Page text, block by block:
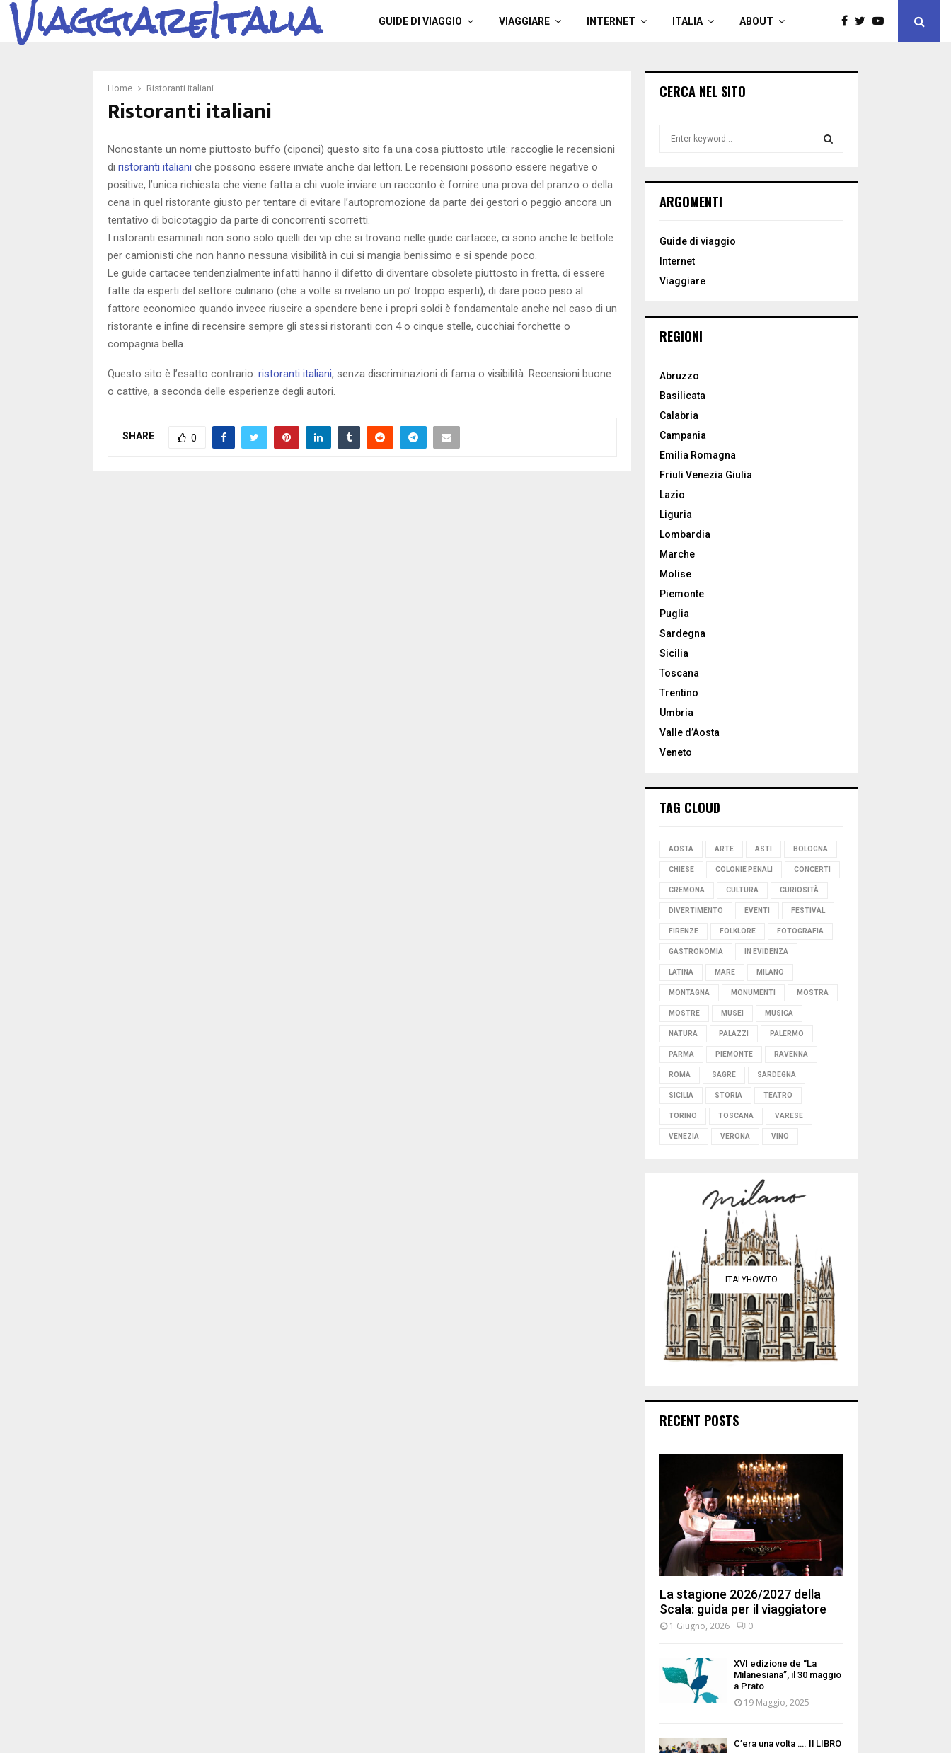
ViaggiareItalia GUIDE DI VIAGGIO VIAGGIARE INTERNET ITALIA ABOUT
Home Ristoranti italiani
Ristoranti italiani
Nonostante un nome piuttosto buffo (ciponci) questo sito fa una cosa piuttosto utile: raccoglie le recensioni
di ristoranti italiani che possono essere inviate anche dai lettori. Le recensioni possono essere negative o
positive, l’unica richiesta che viene fatta a chi vuole inviare un racconto è fornire una prova del pranzo o della
cena in quel ristorante giusto per tentare di evitare l’autopromozione da parte dei gestori o peggio ancora un
tentativo di boicotaggio da parte di concorrenti scorretti.
I ristoranti esaminati non sono solo quelli dei vip che si trovano nelle guide cartacee, ci sono anche le bettole
per camionisti che non hanno nessuna visibilità in cui si mangia benissimo e si spende poco.
Le guide cartacee tendenzialmente infatti hanno il difetto di diventare obsolete piuttosto in fretta, di essere
fatte da esperti del settore culinario (che a volte si rivelano un po’ troppo esperti), di dare poco peso al
fattore economico quando invece riuscire a spendere bene i propri soldi è fondamentale anche nel caso di un
ristorante e infine di recensire sempre gli stessi ristoranti con 4 o cinque stelle, cucchiai forchette o
compagnia bella.
Questo sito è l’esatto contrario: ristoranti italiani, senza discriminazioni di fama o visibilità. Recensioni buone
o cattive, a seconda delle esperienze degli autori.
SHARE 0
CERCA NEL SITO
h
o
:
ARGOMENTI
Guide di viaggio
Internet
Viaggiare
REGIONI
Abruzzo
Basilicata
Calabria
Campania
Emilia Romagna
Friuli Venezia Giulia
Lazio
Liguria
Lombardia
Marche
Molise
Piemonte
Puglia
Sardegna
Sicilia
Toscana
Trentino
Umbria
Valle d’Aosta
Veneto
TAG CLOUD
AOSTA ARTE ASTI BOLOGNA
CHIESE COLONIE PENALI CONCERTI
CREMONA CULTURA CURIOSITÀ
DIVERTIMENTO EVENTI FESTIVAL
FIRENZE FOLKLORE FOTOGRAFIA
GASTRONOMIA IN EVIDENZA
LATINA MARE MILANO
MONTAGNA MONUMENTI MOSTRA
MOSTRE MUSEI MUSICA
NATURA PALAZZI PALERMO
PARMA PIEMONTE RAVENNA
ROMA SAGRE SARDEGNA
SICILIA STORIA TEATRO
TORINO TOSCANA VARESE
VENEZIA VERONA VINO
ITALYHOWTO
RECENT POSTS
La stagione 2026/2027 della
Scala: guida per il viaggiatore
1 Giugno, 2026 0
XVI edizione de “La
Milanesiana”, il 30 maggio
a Prato
19 Maggio, 2025
C’era una volta …. Il LIBRO